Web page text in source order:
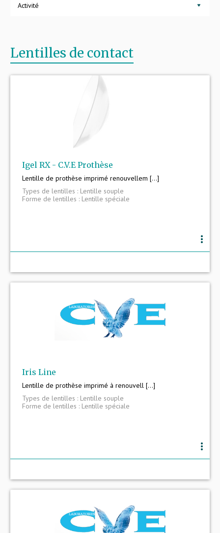
Activité
Lentilles de contact
Igel RX - C.V.E Prothèse
Lentille de prothèse imprimé renouvellem [...]
Types de lentilles : Lentille souple
Forme de lentilles : Lentille spéciale
more_vert
Iris Line
Lentille de prothèse imprimé à renouvell [...]
Types de lentilles : Lentille souple
Forme de lentilles : Lentille spéciale
more_vert